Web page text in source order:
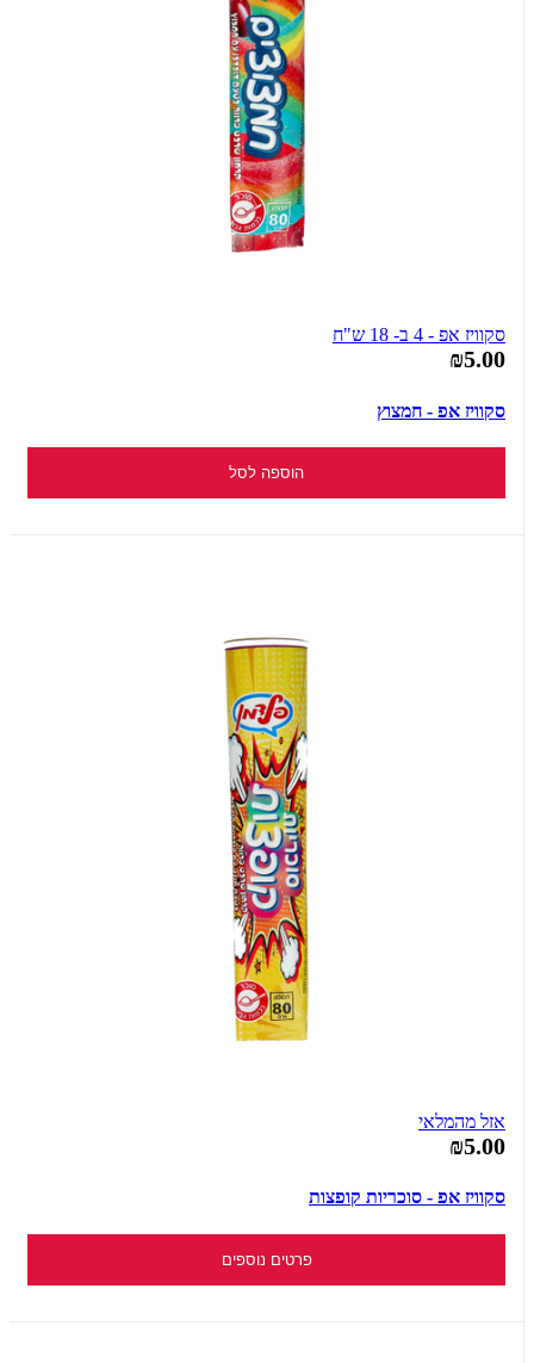
סקוויז אפ - 4 ב- 18 ש"ח
₪5.00
סקוויז אפ - חמצוץ
הוספה לסל
אזל מהמלאי
₪5.00
סקוויז אפ - סוכריות קופצות
פרטים נוספים